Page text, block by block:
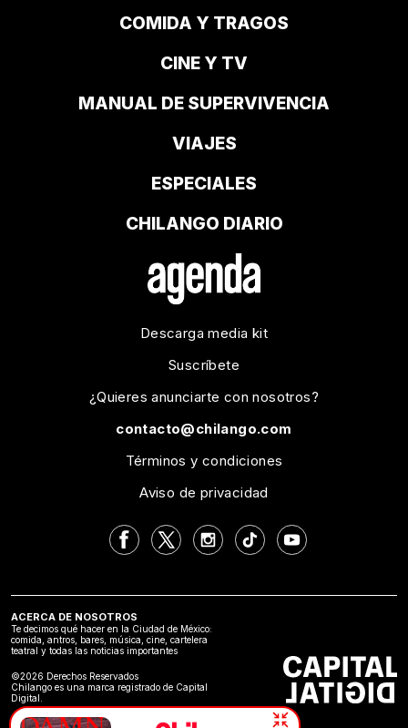
COMIDA Y TRAGOS
CINE Y TV
MANUAL DE SUPERVIVENCIA
VIAJES
ESPECIALES
CHILANGO DIARIO
Descarga media kit
Suscríbete
¿Quieres anunciarte con nosotros?
contacto@chilango.com
Términos y condiciones
Aviso de privacidad
ACERCA DE NOSOTROS
Te decimos qué hacer en la Ciudad de México:
comida, antros, bares, música, cine, cartelera
teatral y todas las noticias importantes
©2026 Derechos Reservados
Chilango es una marca registrado de Capital
Digital.